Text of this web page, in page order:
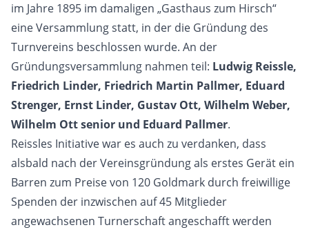
im Jahre 1895 im damaligen „Gasthaus zum Hirsch“
eine Versammlung statt, in der die Gründung des
Turnvereins beschlossen wurde. An der
Gründungsversammlung nahmen teil: Ludwig Reissle,
Friedrich Linder, Friedrich Martin Pallmer, Eduard
Strenger, Ernst Linder, Gustav Ott, Wilhelm Weber,
Wilhelm Ott senior und Eduard Pallmer.
Reissles Initiative war es auch zu verdanken, dass
alsbald nach der Vereinsgründung als erstes Gerät ein
Barren zum Preise von 120 Goldmark durch freiwillige
Spenden der inzwischen auf 45 Mitglieder
angewachsenen Turnerschaft angeschafft werden